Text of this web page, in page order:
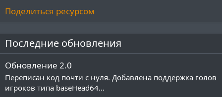
Поделиться ресурсом
Последние обновления
Обновление 2.0
Переписан код почти с нуля. Добавлена поддержка голов
игроков типа baseHead64...